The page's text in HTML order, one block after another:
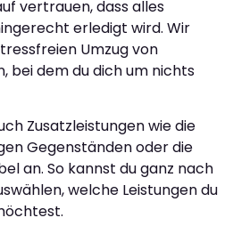
vertrauen, dass alles
erledigt wird. Wir
Umzug von
bei dem du dich um nichts
Zusatzleistungen wie die
Gegenständen oder die
an. So kannst du ganz nach
welche Leistungen du